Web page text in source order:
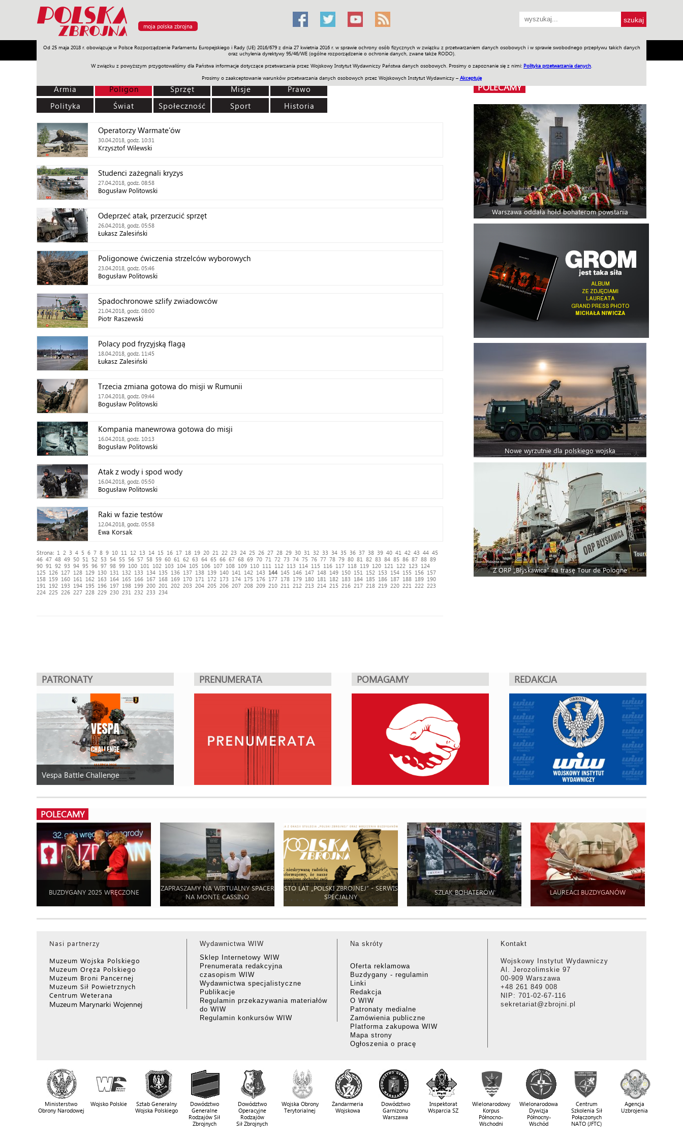
moja polska zbrojna
Od 25 maja 2018 r. obowiązuje w Polsce Rozporządzenie Parlamentu Europejskiego i Rady (UE) 2016/679 z dnia 27 kwietnia 2016 r. w sprawie ochrony osób fizycznych w związku z przetwarzaniem danych osobowych i w sprawie swobodnego przepływu takich danych
oraz uchylenia dyrektywy 95/46/WE (ogólne rozporządzenie o ochronie danych, zwane także RODO).
W związku z powyższym przygotowaliśmy dla Państwa informacje dotyczące przetwarzania przez Wojskowy Instytut Wydawniczy Państwa danych osobowych. Prosimy o zapoznanie się z nimi: Polityka przetwarzania danych
Prosimy o zaakceptowanie warunków przetwarzania danych osobowych przez Wojskowych Instytut Wydawniczy – Akceptuję
Armia Poligon Sprzęt Misje Polityka Prawo Świat Społeczność Sport Historia Galerie Wideo ENGLISH SKLEP Jednodniówki Praca w WIW
Armia Poligon Sprzęt Misje
Prawo
Polityka
Świat Społeczność Sport Historia
Operatorzy Warmate'ów
30.04.2018, godz. 10:31
Krzysztof Wilewski
Studenci zażegnali kryzys
27.04.2018, godz. 08:58
Bogusław Politowski
Odeprzeć atak, przerzucić sprzęt
26.04.2018, godz. 05:58
Łukasz Zalesiński
Poligonowe ćwiczenia strzelców wyborowych
23.04.2018, godz. 05:46
Bogusław Politowski
Spadochronowe szlify zwiadowców
21.04.2018, godz. 08:00
Piotr Raszewski
Polacy pod fryzyjską flagą
18.04.2018, godz. 11:45
Łukasz Zalesiński
Trzecia zmiana gotowa do misji w Rumunii
17.04.2018, godz. 09:44
Bogusław Politowski
Kompania manewrowa gotowa do misji
16.04.2018, godz. 10:13
Bogusław Politowski
Atak z wody i spod wody
16.04.2018, godz. 05:50
Bogusław Politowski
Raki w fazie testów
12.04.2018, godz. 05:58
Ewa Korsak
Strona: 1 2 3 4 5 6 7 8 9 10 11 12 13 14 15 16 17 18 19 20 21 22 23 24 25 26 27 28 29 30 31 32 33 34 35 36 37 38 39 40 41 42 43 44 45
46 47 48 49 50 51 52 53 54 55 56 57 58 59 60 61 62 63 64 65 66 67 68 69 70 71 72 73 74 75 76 77 78 79 80 81 82 83 84 85 86 87 88 89
90 91 92 93 94 95 96 97 98 99 100 101 102 103 104 105 106 107 108 109 110 111 112 113 114 115 116 117 118 119 120 121 122 123
124
125
126 127 128 129 130 131 132 133 134 135 136 137 138 139 140 141 142 143 144 145 146 147 148 149 150 151 152 153 154 155 156 157
158 159 160 161 162 163 164 165 166 167 168 169 170 171 172 173 174 175 176 177 178 179 180 181 182 183 184 185 186 187 188 189 190
191
192 193 194 195 196 197 198 199 200 201 202 203 204 205 206 207 208 209 210 211 212 213 214 215 216 217 218 219 220 221 222
223
224 225 226 227 228 229 230 231 232 233 234
POLECAMY
Warszawa oddała hołd bohaterom powstania
Nowe wyrzutnie dla polskiego wojska
Z ORP „Błyskawica” na trasę Tour de Pologne
PATRONATY
Vespa Battle Challenge
PRENUMERATA POMAGAMY REDAKCJA
POLECAMY
BUZDYGANY 2025 WRĘCZONE
ZAPRASZAMY NA WIRTUALNY SPACER
NA MONTE CASSINO
STO LAT „POLSKI ZBROJNEJ” - SERWIS
SPECJALNY
SZLAK BOHATERÓW LAUREACI BUZDYGANÓW
Nasi partnerzy
Muzeum Wojska Polskiego
Muzeum Oręża Polskiego
Muzeum Broni Pancernej
Muzeum Sił Powietrznych
Centrum Weterana
Muzeum Marynarki Wojennej
Wydawnictwa WIW
Sklep Internetowy WIW
Prenumerata redakcyjna
czasopism WIW
Wydawnictwa specjalistyczne
Publikacje
Regulamin przekazywania materiałów
do WIW
Regulamin konkursów WIW
Na skróty
Oferta reklamowa
Buzdygany - regulamin
Linki
Redakcja
O WIW
Patronaty medialne
Zamówienia publiczne
Platforma zakupowa WIW
Mapa strony
Ogłoszenia o pracę
Kontakt
Wojskowy Instytut Wydawniczy
Al. Jerozolimskie 97
00-909 Warszawa
+48 261 849 008
NIP: 701-02-67-116
sekretariat@zbrojni.pl
Ministerstwo
Obrony Narodowej
Wojsko Polskie
Sztab Generalny
Wojska Polskiego
Dowództwo
Generalne
Rodzajów Sił
Zbrojnych
Dowództwo
Operacyjne
Rodzajów
Sił Zbrojnych
Wojska Obrony
Terytorialnej
Żandarmeria
Wojskowa
Dowództwo
Garnizonu
Warszawa
Inspektorat
Wsparcia SZ
Wielonarodowy
Korpus
Północno-
Wschodni
Wielonarodowa
Dywizja
Północny-
Wschód
Centrum
Szkolenia Sił
Połączonych
NATO (JFTC)
Agencja
Uzbrojenia